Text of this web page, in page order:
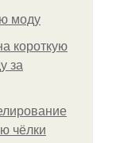
моду
короткую
за
чёлки